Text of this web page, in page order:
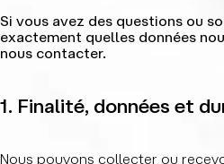
Si vous avez des questions ou
exactement quelles données
nous contacter.
1. Finalité, données et
Nous pouvons collecter ou